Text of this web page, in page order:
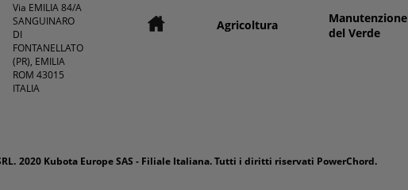
Via EMILIA 84/A
SANGUINARO
DI
FONTANELLATO
(PR), EMILIA
ROM 43015
ITALIA
Agricoltura
Manutenzione
del Verde
2020 Kubota Europe SAS - Filiale Italiana. Tutti i diritti riservati PowerChord.